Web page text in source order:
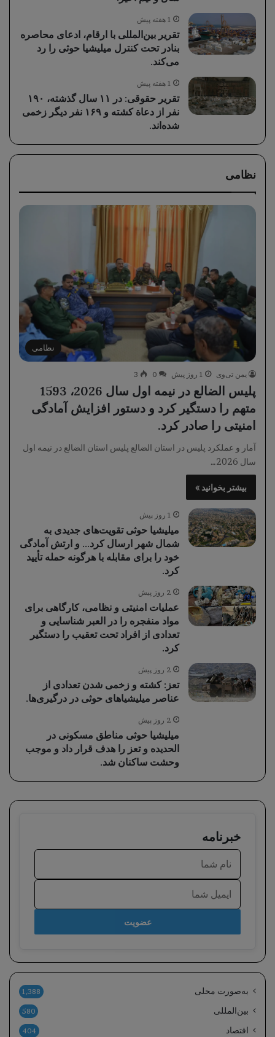
1 هفته پیش
تقرير بین‌المللی با ارقام، ادعای محاصره
بنادر تحت کنترل میلیشیا حوثی را رد
می‌کند.
1 هفته پیش
تقرير حقوقی: در ۱۱ سال گذشته، ۱۹۰
نفر از دعاة کشته و ۱۶۹ نفر دیگر زخمی
شده‌اند.
نظامی
نظامی
یمن تی‌وی 1 روز پیش 0
3
پلیس الضالع در نیمه اول سال 2026، 1593
متهم را دستگیر کرد و دستور افزایش آمادگی
امنیتی را صادر کرد.
آمار و عملکرد پلیس در استان الضالع پلیس استان الضالع در نیمه اول
سال 2026…
بیشتر بخوانید »
1 روز پیش
میلیشیا حوثی تقویت‌های جدیدی به
شمال شهر ارسال کرد… و ارتش آمادگی
خود را برای مقابله با هرگونه حمله تأیید
کرد.
2 روز پیش
عملیات امنیتی و نظامی، کارگاهی برای
مواد منفجره را در العبر شناسایی و
تعدادی از افراد تحت تعقیب را دستگیر
کرد.
2 روز پیش
تعز: کشته و زخمی شدن تعدادی از
عناصر میلیشیاهای حوثی در درگیری‌ها.
2 روز پیش
میلیشیا حوثی مناطق مسکونی در
الحدیده و تعز را هدف قرار داد و موجب
وحشت ساکنان شد.
خبرنامه
عضویت
به‌صورت محلی 1,388
بین‌المللی 580
اقتصاد 404